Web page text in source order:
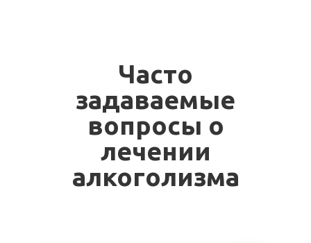
Часто
задаваемые
вопросы о
лечении
алкоголизма